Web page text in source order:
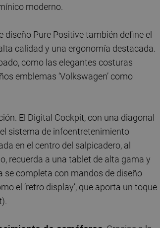
moderno.
diseño Pure Positive también define el
calidad y una ergonomía destacada.
como las elegantes costuras
emblemas ‘Volkswagen’ como
El Digital Cockpit, con una diagonal
sistema de infoentretenimiento
en el centro del salpicadero, al
recuerda a una tablet de alta gama y
se completa con mandos de diseño
el ‘retro display’, que aporta un toque